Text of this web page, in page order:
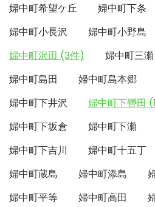
婦中町希望ケ丘
婦中町下条
婦中町小長沢
婦中町小野島
婦中町沢田 (3件)
婦中町三瀬
婦中町島田
婦中町島本郷
婦中町下井沢
婦中町下轡田
婦中町下坂倉
婦中町下瀬
婦中町下吉川
婦中町十五丁
婦中町蔵島
婦中町添島
婦中町平等
婦中町高田